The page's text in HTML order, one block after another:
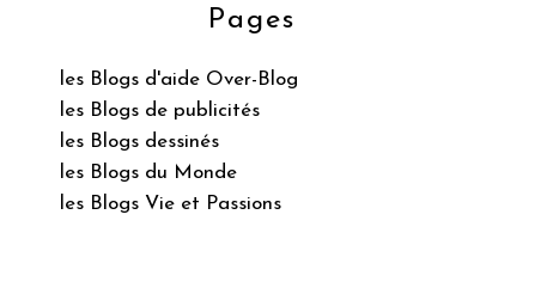
Pages
les Blogs d'aide Over-Blog
les Blogs de publicités
les Blogs dessinés
les Blogs du Monde
les Blogs Vie et Passions